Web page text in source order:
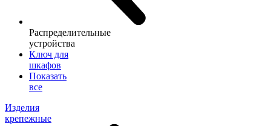
Распределительные
устройства
Ключ для
шкафов
Показать
все
Изделия
крепежные